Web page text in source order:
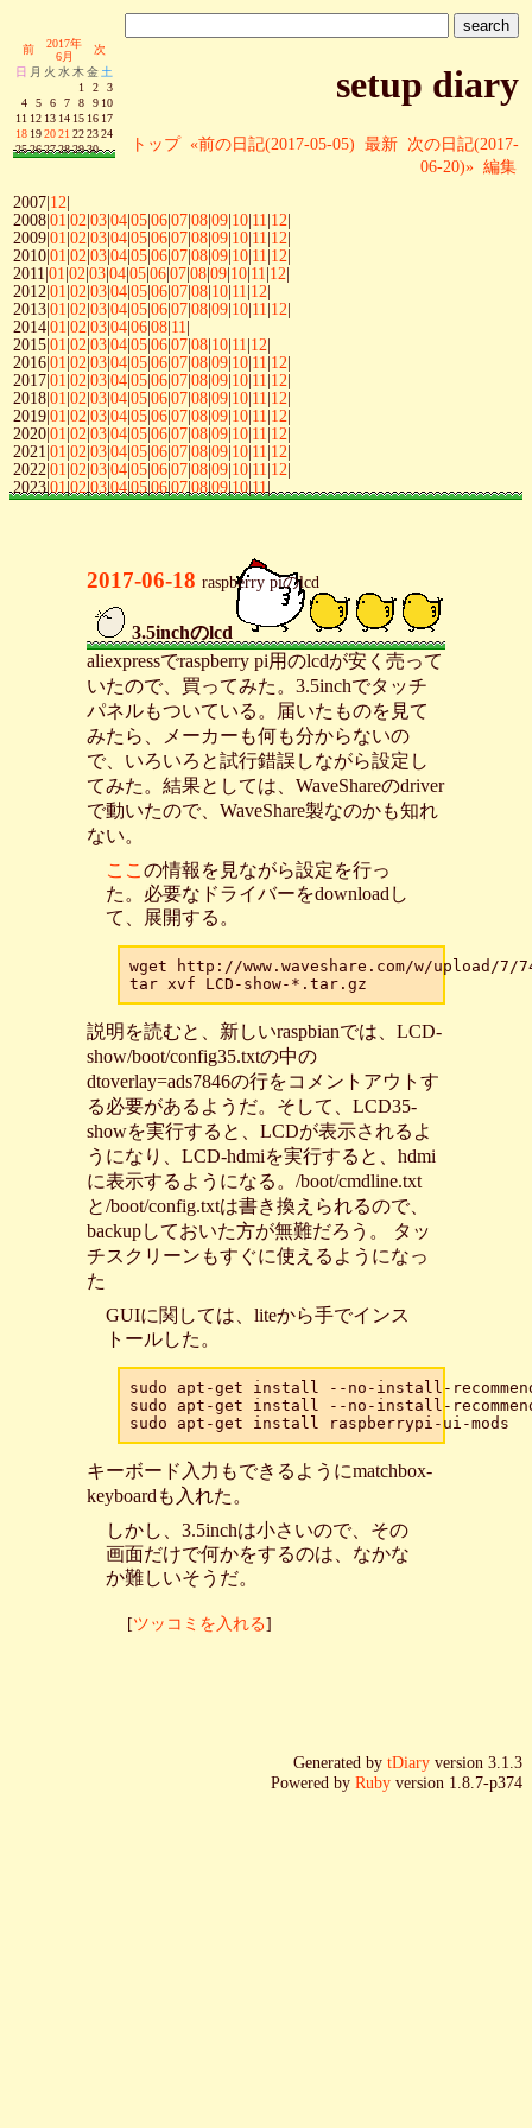
前
2017年
6月
次
日 月 火 水 木 金 土
1
2
3
4
5 6 7 8 9 10
11 12 13 14 15 16 17
18 192021 222324
252627282930
setup diary
トップ «前の日記(2017-05-05) 最新 次の日記(2017-
06-20)» 編集
2007|12|
2008|01|02|03|04|05|06|07|08|09|10|11|12|
2009|01|02|03|04|05|06|07|08|09|10|11|12|
2010|01|02|03|04|05|06|07|08|09|10|11|12|
2011|01|02|03|04|05|06|07|08|09|10|11|12|
2012|01|02|03|04|05|06|07|08|10|11|12|
2013|01|02|03|04|05|06|07|08|09|10|11|12|
2014|01|02|03|04|06|08|11|
2015|01|02|03|04|05|06|07|08|10|11|12|
2016|01|02|03|04|05|06|07|08|09|10|11|12|
2017|01|02|03|04|05|06|07|08|09|10|11|12|
2018|01|02|03|04|05|06|07|08|09|10|11|12|
2019|01|02|03|04|05|06|07|08|09|10|11|12|
2020|01|02|03|04|05|06|07|08|09|10|11|12|
2021|01|02|03|04|05|06|07|08|09|10|11|12|
2022|01|02|03|04|05|06|07|08|09|10|11|12|
2023|01|02|03|04|05|06|07|08|09|10|11|
2017-06-18 raspberry piのlcd
3.5inchのlcd
aliexpressでraspberry pi用のlcdが安く売って
いたので、買ってみた。3.5inchでタッチ
パネルもついている。届いたものを見て
みたら、メーカーも何も分からないの
で、いろいろと試行錯誤しながら設定し
てみた。結果としては、WaveShareのdriver
で動いたので、WaveShare製なのかも知れ
ない。
ここ の情報を見ながら設定を行っ
た。必要なドライバーをdownloadし
て、展開する。
wget http://www.waveshare.com/w/upload/7/
説明を読むと、新しいraspbianでは、LCD-
show/boot/config35.txtの中の
dtoverlay=ads7846の行をコメントアウトす
る必要があるようだ。そして、LCD35-
showを実行すると、LCDが表示されるよ
うになり、LCD-hdmiを実行すると、hdmi
に表示するようになる。/boot/cmdline.txt
と/boot/config.txtは書き換えられるので、
backupしておいた方が無難だろう。 タッ
チスクリーンもすぐに使えるようになっ
た
GUIに関しては、liteから手でインス
トールした。
sudo apt-get install --no-install-
sudo apt-get install --no-install-
キーボード入力もできるようにmatchbox-
keyboardも入れた。
しかし、3.5inchは小さいので、その
画面だけで何かをするのは、なかな
か難しいそうだ。
[ツッコミを入れる]
Generated by tDiary version 3.1.3
Powered by Ruby version 1.8.7-p374